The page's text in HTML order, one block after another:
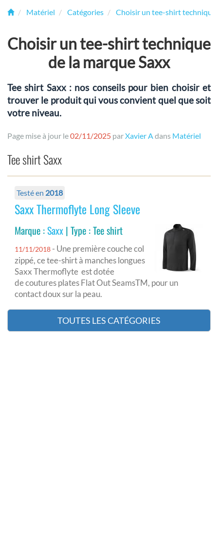
Matériel Catégories Choisir un tee-shirt technique
Choisir un tee-shirt technique
de la marque Saxx
Tee shirt Saxx : nos conseils pour bien choisir et
trouver le produit qui vous convient quel que soit
votre niveau.
Page mise à jour le02/11/2025 parXavier Adans Matériel
Tee shirt Saxx
Testé en 2018
Saxx Thermoflyte Long Sleeve
Marque :Saxx | Type : Tee shirt
11/11/2018 - Une première couche col
zippé, ce tee-shirt à manches longues
Saxx Thermoflyte est dotée
de coutures plates Flat Out SeamsTM, pour un
contact doux sur la peau.
TOUTES LES CATÉGORIES